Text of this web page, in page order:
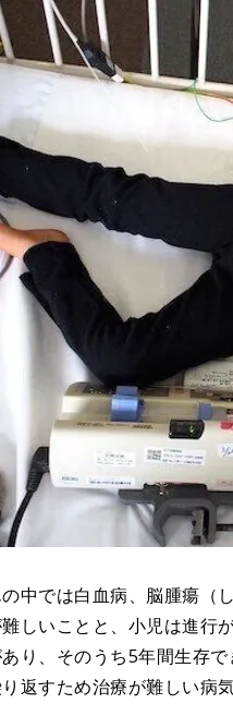
中では白血病、脳腫瘍（
しいことと、小児は進行
り、そのうち5年間生存で
返すため治療が難しい病